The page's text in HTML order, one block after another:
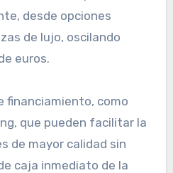
desde opciones
de lujo, oscilando
euros.
financiamiento, como
que pueden facilitar la
de mayor calidad sin
caja inmediato de la